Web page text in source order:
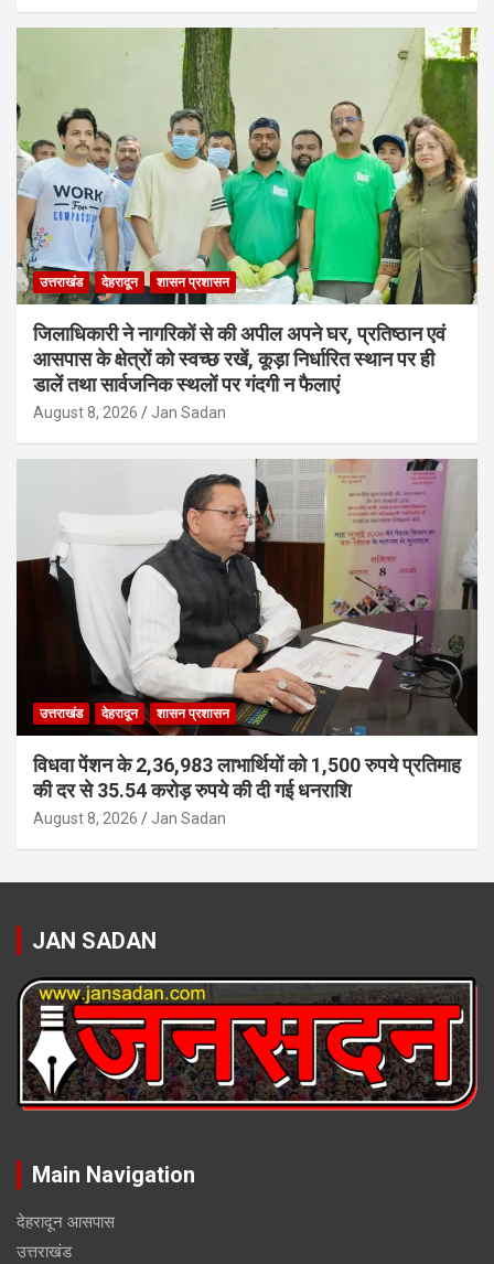
उत्तराखंड देहरादून शासन प्रशासन
जिलाधिकारी ने नागरिकों से की अपील अपने घर, प्रतिष्ठान एवं
आसपास के क्षेत्रों को स्वच्छ रखें, कूड़ा निर्धारित स्थान पर ही
डालें तथा सार्वजनिक स्थलों पर गंदगी न फैलाएं
August 8, 2026 Jan Sadan
उत्तराखंड देहरादून शासन प्रशासन
विधवा पेंशन के 2,36,983 लाभार्थियों को 1,500 रुपये प्रतिमाह
की दर से 35.54 करोड़ रुपये की दी गई धनराशि
August 8, 2026 Jan Sadan
JAN SADAN
Main Navigation
देहरादून आसपास
उत्तराखंड